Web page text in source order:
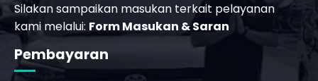
Silakan sampaikan masukan terkait pelayanan
kami melalui: Form Masukan & Saran
Pembayaran